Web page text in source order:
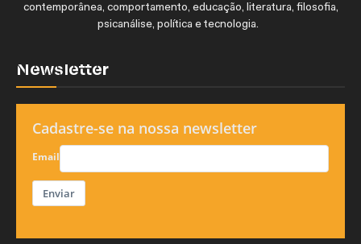
contemporânea, comportamento, educação, literatura, filosofia,
psicanálise, política e tecnologia.
Newsletter
Cadastre-se na nossa newsletter
Email
Enviar